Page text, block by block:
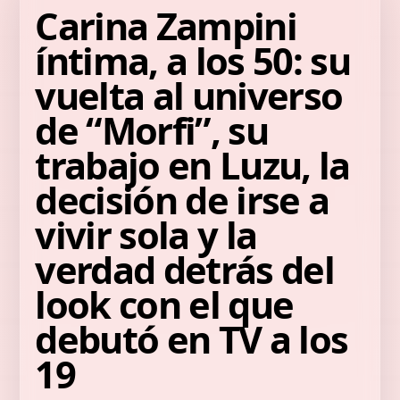
Carina Zampini
íntima, a los 50: su
vuelta al universo
de “Morfi”, su
trabajo en Luzu, la
decisión de irse a
vivir sola y la
verdad detrás del
look con el que
debutó en TV a los
19